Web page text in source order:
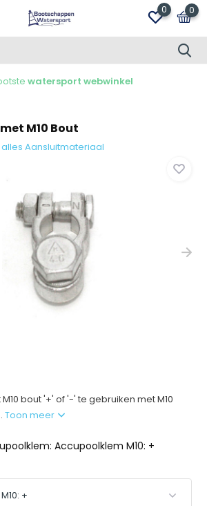
0 0
watersport webwinkel
M10 Bout
alles Aansluitmateriaal
bout '+' of '-' te gebruiken met M10
Toon meer
Accupoolklem M10: +